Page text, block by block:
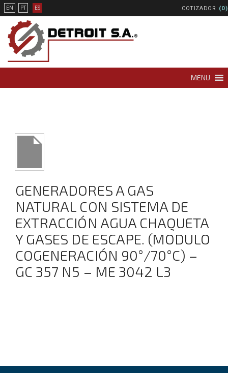
COTIZADOR (0)
EN PT ES
MENU
GENERADORES A GAS
NATURAL CON SISTEMA DE
EXTRACCIÓN AGUA CHAQUETA
Y GASES DE ESCAPE. (MODULO
COGENERACIÓN 90°/70°C) –
GC 357 N5 – ME 3042 L3